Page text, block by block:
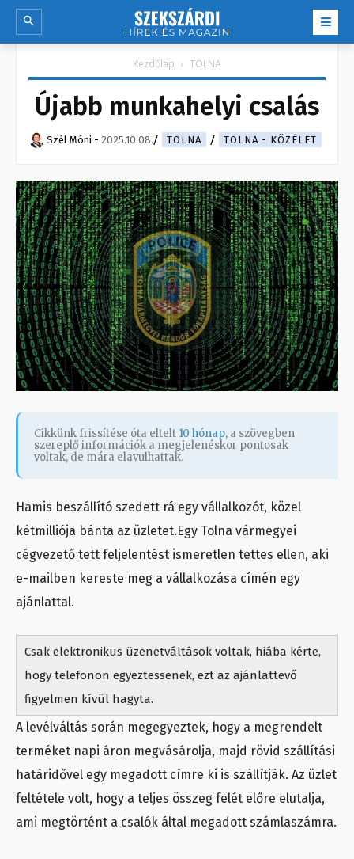
Kezdőlap TOLNA
Újabb munkahelyi csalás
Szél Móni - 2025.10.08. TOLNA TOLNA - KÖZÉLET
Cikkünk frissítése óta eltelt 10 hónap, a szövegben
szereplő információk a megjelenéskor pontosak
voltak, de mára elavulhattak.
Hamis beszállító szedett rá egy vállalkozót, közel
kétmilliója bánta az üzletet.Egy Tolna vármegyei
cégvezető tett feljelentést ismeretlen tettes ellen, aki
e-mailben kereste meg a vállalkozása címén egy
ajánlattal.
Csak elektronikus üzenetváltások voltak, hiába kérte,
hogy telefonon egyeztessenek, ezt az ajánlattevő
figyelmen kívül hagyta.
A levélváltás során megegyeztek, hogy a megrendelt
terméket napi áron megvásárolja, majd rövid szállítási
határidővel egy megadott címre ki is szállítják. Az üzlet
feltétele volt, hogy a teljes összeg felét előre elutalja,
ami megtörtént a csalók által megadott számlaszámra.